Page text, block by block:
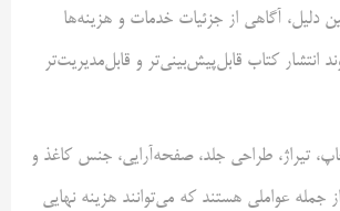
دلیل، آگاهی از جزئیات خدمات و هزینه‌ها
انتشار کتاب قابل‌پیش‌بینی‌تر و قابل‌مدیریت‌تر
تیراژ، طراحی جلد، صفحه‌آرایی، جنس کاغذ و
عواملی هستند که می‌توانند هزینه نهایی